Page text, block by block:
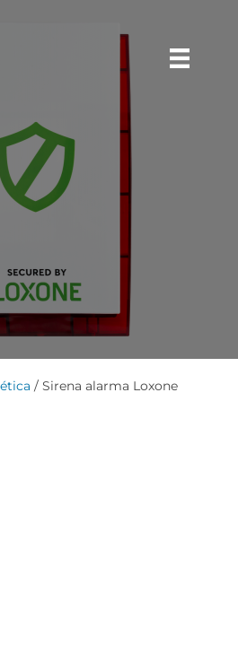
/ Sirena alarma Loxone